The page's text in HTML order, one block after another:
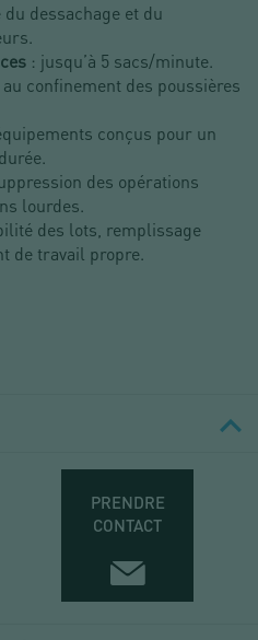
dessachage et du
: jusqu’à 5 sacs/minute.
confinement des poussières
conçus pour un
des opérations
lourdes.
des lots, remplissage
de travail propre.
PRENDRE
CONTACT